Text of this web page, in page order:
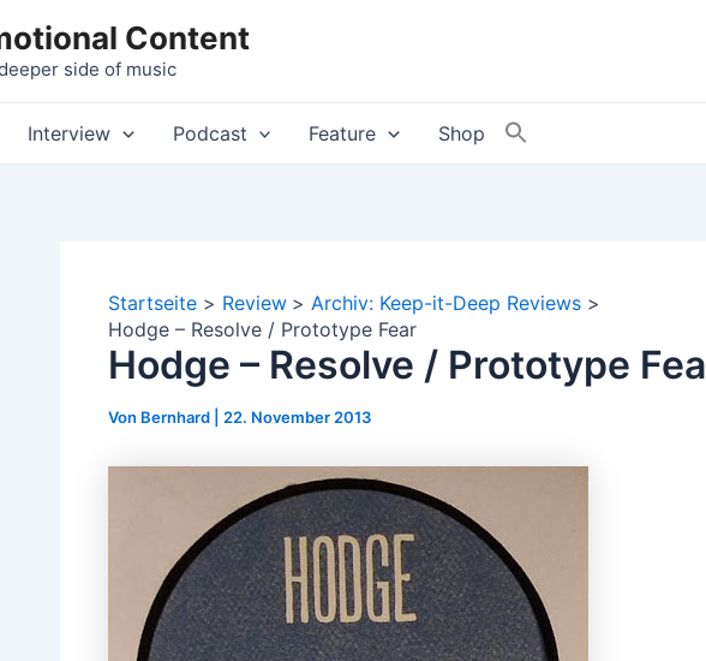
Content
side of music
Interview Podcast Feature Shop
Startseite Review
Archiv: Keep-it-Deep Reviews
Hodge – Resolve / Prototype Fear
Hodge – Resolve / Prototype
Von Bernhard 22. November 2013